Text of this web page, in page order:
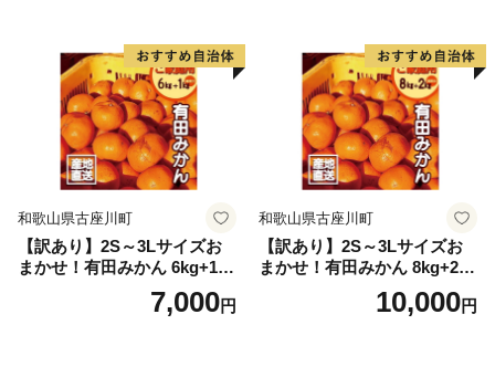
和歌山県古座川町
【訳あり】2S～3Lサイズお
まかせ！有田みかん 6kg+1kg
保証分 11月から12月下旬ま
でに順次発送致します。 / 訳
7,000円
和歌山県古座川町
【訳あり】2S～3Lサイズお
まかせ！有田みかん 8kg+2kg
保証分 11月から12月下旬ま
でに順次発送致します。 / 訳
10,000円